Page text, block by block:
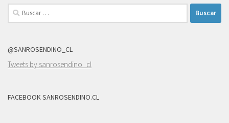
Buscar:
@SANROSENDINO_CL
Tweets by sanrosendino_cl
FACEBOOK SANROSENDINO.CL